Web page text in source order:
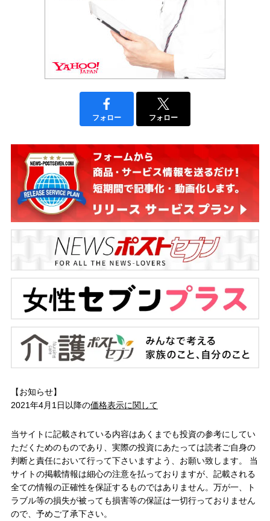
フォロー フォロー
【お知らせ】
2021年4月1日以降の価格表示に関して
当サイトに記載されている内容はあくまでも投資の参考にしてい
ただくためのものであり、実際の投資にあたっては読者ご自身の
判断と責任において行って下さいますよう、お願い致します。 当
サイトの掲載情報は細心の注意を払っておりますが、記載される
全ての情報の正確性を保証するものではありません。万が一、ト
ラブル等の損失が被っても損害等の保証は一切行っておりません
ので、予めご了承下さい。